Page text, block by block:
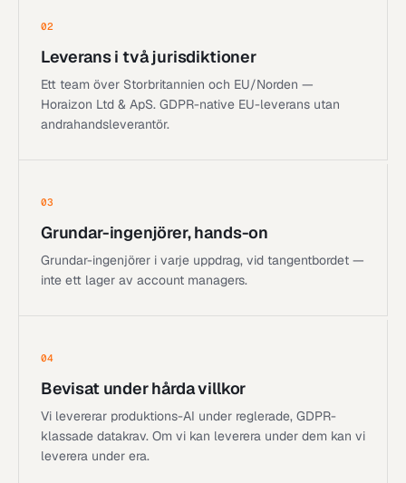
02
Leverans i två jurisdiktioner
Ett team över Storbritannien och EU/Norden —
Horaizon Ltd & ApS. GDPR-native EU-leverans utan
andrahandsleverantör.
03
Grundar-ingenjörer, hands-on
Grundar-ingenjörer i varje uppdrag, vid tangentbordet —
inte ett lager av account managers.
04
Bevisat under hårda villkor
Vi levererar produktions-AI under reglerade, GDPR-
klassade datakrav. Om vi kan leverera under dem kan vi
leverera under era.